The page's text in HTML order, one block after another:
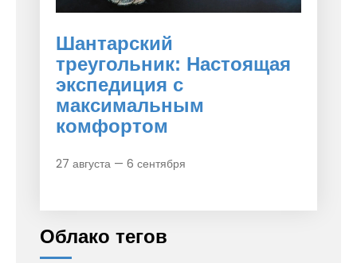
Шантарский
треугольник: Настоящая
экспедиция с
максимальным
комфортом
27 августа — 6 сентября
Облако тегов